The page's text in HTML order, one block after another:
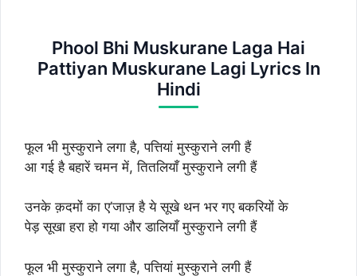
Phool Bhi Muskurane Laga Hai
Pattiyan Muskurane Lagi Lyrics In
Hindi
फूल भी मुस्कुराने लगा है, पत्तियां मुस्कुराने लगी हैं
आ गई है बहारें चमन में, तितलियाँ मुस्कुराने लगी हैं
उनके क़दमों का ए’जाज़ है ये सूखे थन भर गए बकरियों के
पेड़ सूखा हरा हो गया और डालियाँ मुस्कुराने लगी हैं
फूल भी मुस्कुराने लगा है, पत्तियां मुस्कुराने लगी हैं